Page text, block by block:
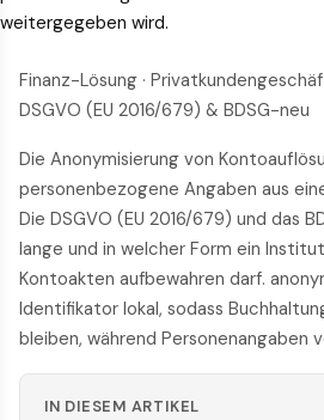
weitergegeben wird.
Finanz-Lösung ·
DSGVO (EU 2016/679) & BDSG-neu
Die Anonymisierung von
personenbezogene Angaben aus
Die DSGVO (EU 2016/679) und das
lange und in welcher Form ein
Kontoakten aufbewahren darf.
Identifikator lokal, sodass
bleiben, während Personenangaben
IN DIESEM ARTIKEL